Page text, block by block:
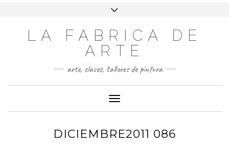
LA FABRICA DE
ARTE
arte, clases, talleres de pintura
Cambiar modo de navegación
DICIEMBRE2011 086